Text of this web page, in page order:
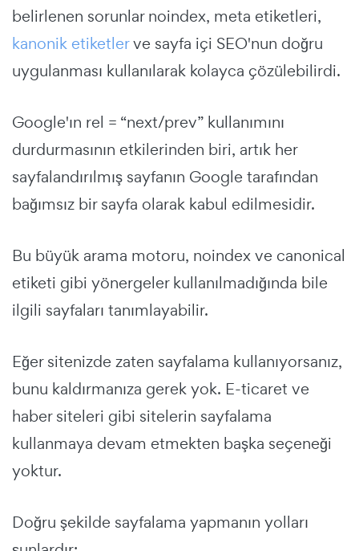
belirlenen sorunlar noindex, meta etiketleri,
kanonik etiketlerve sayfa içi SEO'nun doğru
uygulanması kullanılarak kolayca çözülebilirdi.
Google'ın rel = “next/prev” kullanımını
durdurmasının etkilerinden biri, artık her
sayfalandırılmış sayfanın Google tarafından
bağımsız bir sayfa olarak kabul edilmesidir.
Bu büyük arama motoru, noindex ve canonical
etiketi gibi yönergeler kullanılmadığında bile
ilgili sayfaları tanımlayabilir.
Eğer sitenizde zaten sayfalama kullanıyorsanız,
bunu kaldırmanıza gerek yok. E-ticaret ve
haber siteleri gibi sitelerin sayfalama
kullanmaya devam etmekten başka seçeneği
yoktur.
Doğru şekilde sayfalama yapmanın yolları